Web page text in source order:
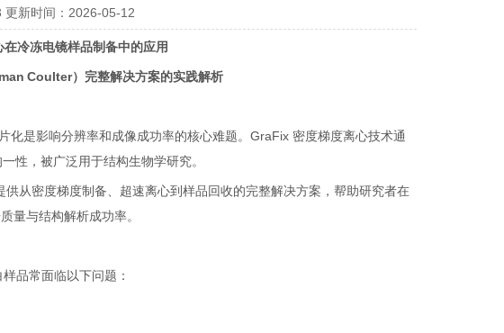
更新时间：2026-05-12
在冷冻电镜样品制备中的应用
Coulter）完整解决方案的实践解析
化是影响分辨率和成像成功率的核心难题。 GraFix 密度梯度离心技术通
性，被广泛用于结构生物学研究。
供从密度梯度制备、超速离心到样品回收的完整解决方案，帮助研究者在
量与结构解析成功率。
品常面临以下问题：